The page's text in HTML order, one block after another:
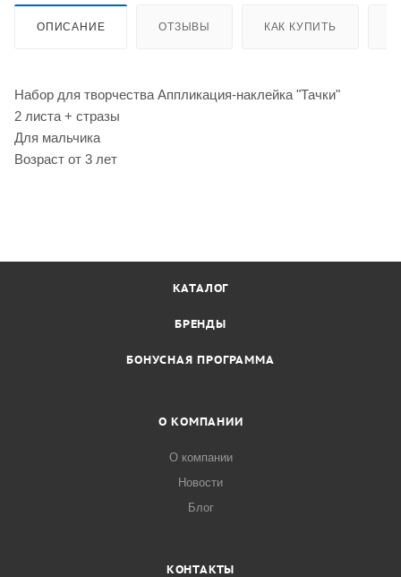
ОПИСАНИЕ ОТЗЫВЫ КАК КУПИТЬ
Набор для творчества Аппликация-наклейка "Тачки"
2 листа + стразы
Для мальчика
Возраст от 3 лет
КАТАЛОГ
БРЕНДЫ
БОНУСНАЯ ПРОГРАММА
О КОМПАНИИ
О компании
Новости
Блог
КОНТАКТЫ